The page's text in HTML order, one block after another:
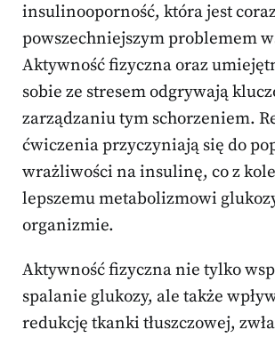
insulinooporność, która jest
powszechniejszym problemem
Aktywność fizyczna oraz
sobie ze stresem odgrywają
zarządzaniu tym schorzeniem.
ćwiczenia przyczyniają się do
wrażliwości na insulinę, co z
lepszemu metabolizmowi
organizmie.
Aktywność fizyczna nie tylko
spalanie glukozy, ale także
redukcję tkanki tłuszczowej,